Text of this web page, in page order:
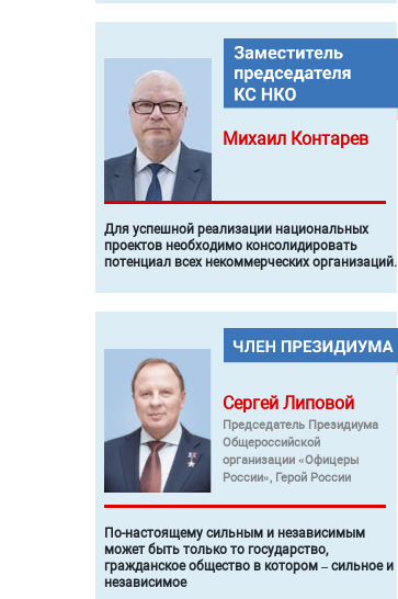
Михаил Контарев
Для успешной реализации национальных
проектов необходимо консолидировать
потенциал всех некоммерческих организаций.
Сергей Липовой
Председатель Президиума
Общероссийской
организации «Офицеры
России», Герой России
По-настоящему сильным и независимым
может быть только то государство,
гражданское общество в котором – сильное и
независимое